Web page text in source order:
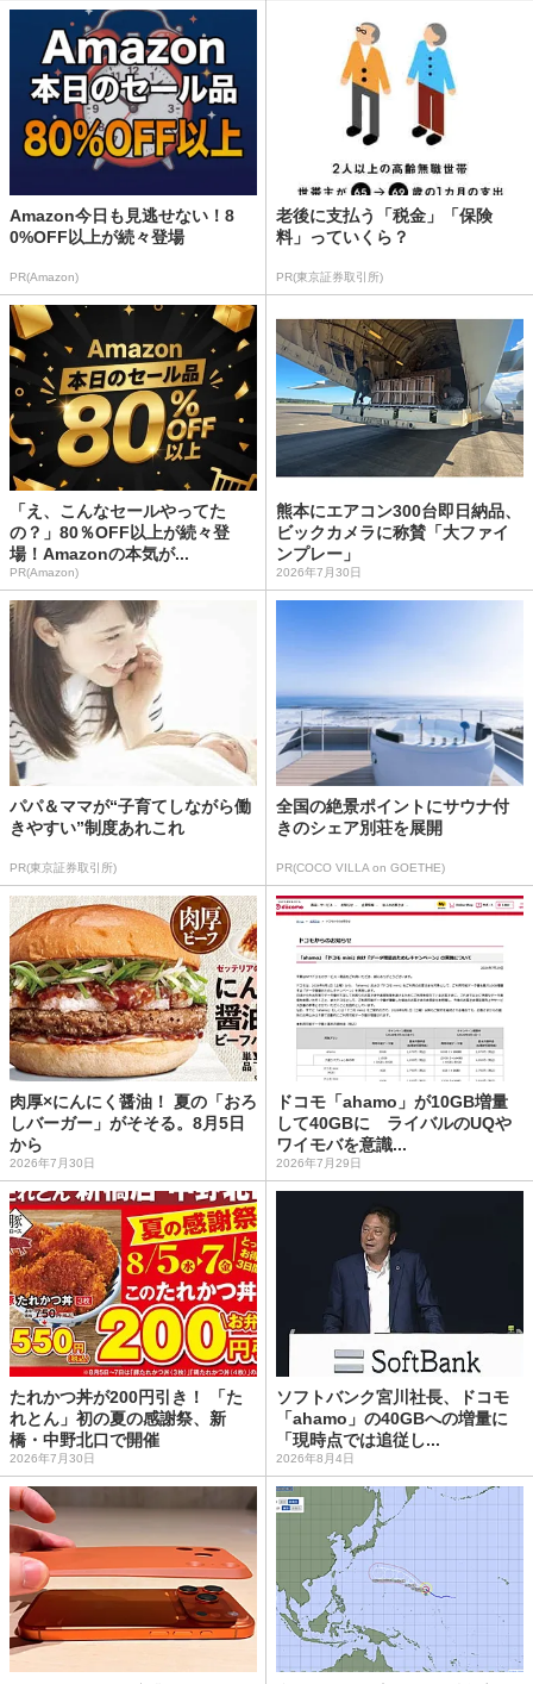
Amazon今日も見逃せない！8
0%OFF以上が続々登場
PR(Amazon)
老後に支払う「税金」「保険
料」っていくら？
PR(東京証券取引所)
「え、こんなセールやってた
の？」80％OFF以上が続々登
場！Amazonの本気が...
PR(Amazon)
熊本にエアコン300台即日納品、
ビックカメラに称賛「大ファイ
ンプレー」
2026年7月30日
パパ＆ママが“子育てしながら働
きやすい”制度あれこれ
PR(東京証券取引所)
全国の絶景ポイントにサウナ付
きのシェア別荘を展開
PR(COCO VILLA on GOETHE)
肉厚×にんにく醤油！ 夏の「おろ
しバーガー」がそそる。8月5日
から
2026年7月30日
ドコモ「ahamo」が10GB増量
して40GBに ライバルのUQや
ワイモバを意識...
2026年7月29日
たれかつ丼が200円引き！ 「た
れとん」初の夏の感謝祭、新
橋・中野北口で開催
2026年7月30日
ソフトバンク宮川社長、ドコモ
「ahamo」の40GBへの増量に
「現時点では追従し...
2026年8月4日